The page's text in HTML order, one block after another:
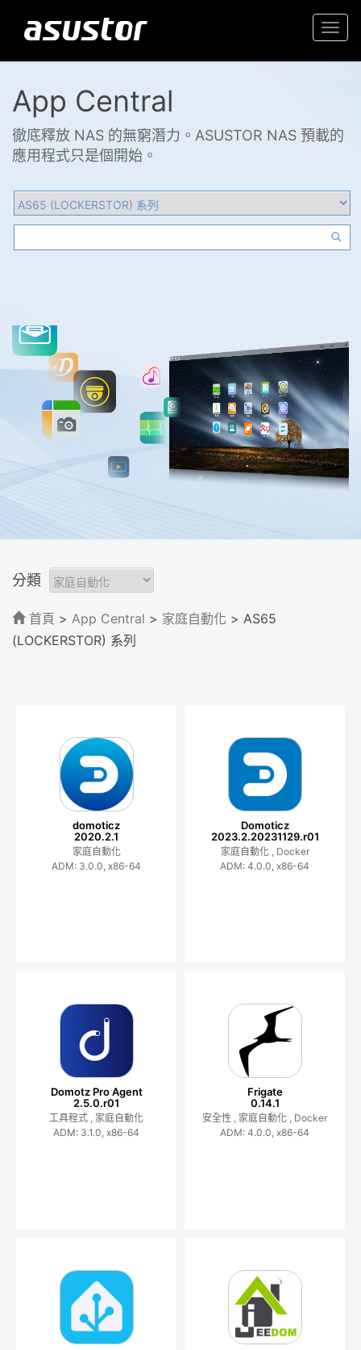
App Central
徹底釋放 NAS 的無窮潛力。ASUSTOR NAS 預載的
應用程式只是個開始。
分類
首頁 > App Central > 家庭自動化 > AS65
(LOCKERSTOR) 系列
domoticz
2020.2.1
家庭自動化
ADM: 3.0.0, x86-64
Domoticz
2023.2.20231129.r01
家庭自動化 , Docker
ADM: 4.0.0, x86-64
Domotz Pro Agent
2.5.0.r01
工具程式 , 家庭自動化
ADM: 3.1.0, x86-64
Frigate
0.14.1
安全性 , 家庭自動化 , Docker
ADM: 4.0.0, x86-64